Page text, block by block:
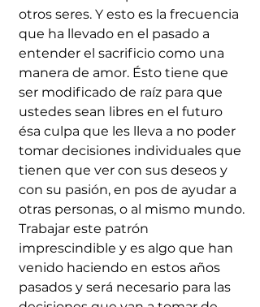
otros seres. Y esto es la frecuencia
que ha llevado en el pasado a
entender el sacrificio como una
manera de amor. Ésto tiene que
ser modificado de raíz para que
ustedes sean libres en el futuro
ésa culpa que les lleva a no poder
tomar decisiones individuales que
tienen que ver con sus deseos y
con su pasión, en pos de ayudar a
otras personas, o al mismo mundo.
Trabajar este patrón
imprescindible y es algo que han
venido haciendo en estos años
pasados y será necesario para las